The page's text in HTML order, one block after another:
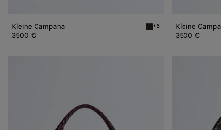
Kleine Campana Fondant Kleine Campana
+6
3500 €
Kleine
3500 €